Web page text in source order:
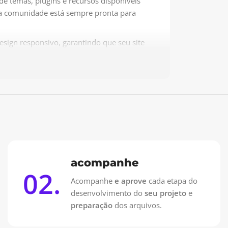
comunidade está sempre pronta para
responsivo, garantindo que seu site
atrair e engajar clientes em potencial.
você gerencie seu site sem
da minha imobiliária?
02.
acompanhe
Acompanhe e aprove cada etapa do
desenvolvimento do seu projeto e
preparação dos arquivos.